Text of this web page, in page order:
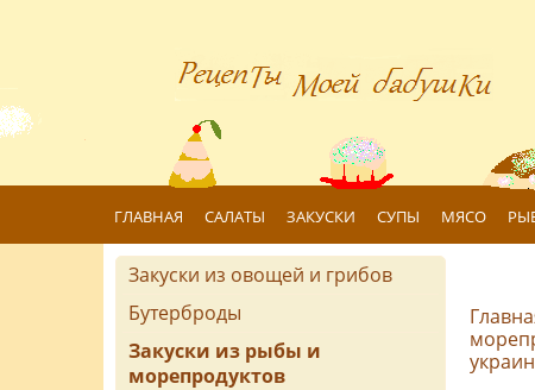
ГЛАВНАЯ САЛАТЫ ЗАКУСКИ СУПЫ МЯСО
Закуски из овощей и грибов
Бутерброды
Закуски из рыбы и
морепродуктов